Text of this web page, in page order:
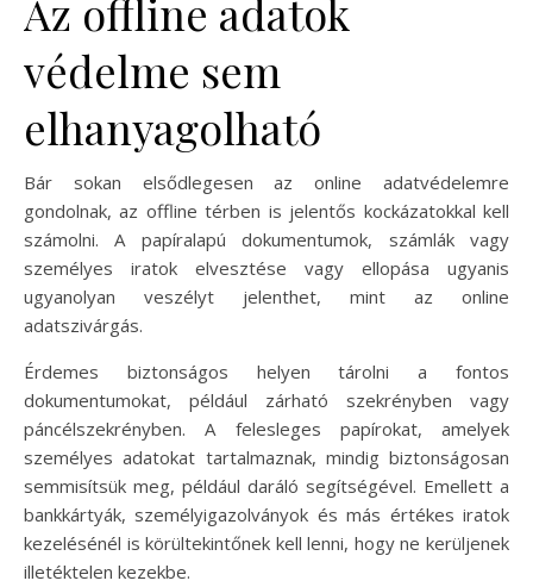
Az offline adatok
védelme sem
elhanyagolható
Bár sokan elsődlegesen az online adatvédelemre
gondolnak, az offline térben is jelentős kockázatokkal kell
számolni. A papíralapú dokumentumok, számlák vagy
személyes iratok elvesztése vagy ellopása ugyanis
ugyanolyan veszélyt jelenthet, mint az online
adatszivárgás.
Érdemes biztonságos helyen tárolni a fontos
dokumentumokat, például zárható szekrényben vagy
páncélszekrényben. A felesleges papírokat, amelyek
személyes adatokat tartalmaznak, mindig biztonságosan
semmisítsük meg, például daráló segítségével. Emellett a
bankkártyák, személyigazolványok és más értékes iratok
kezelésénél is körültekintőnek kell lenni, hogy ne kerüljenek
illetéktelen kezekbe.